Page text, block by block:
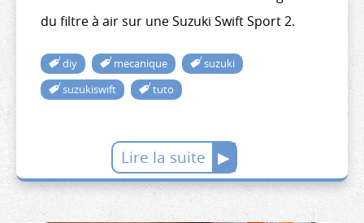
du filtre à air sur une Suzuki Swift Sport 2.
diy mecanique
suzuki
suzukiswift
tuto
Lire la suite